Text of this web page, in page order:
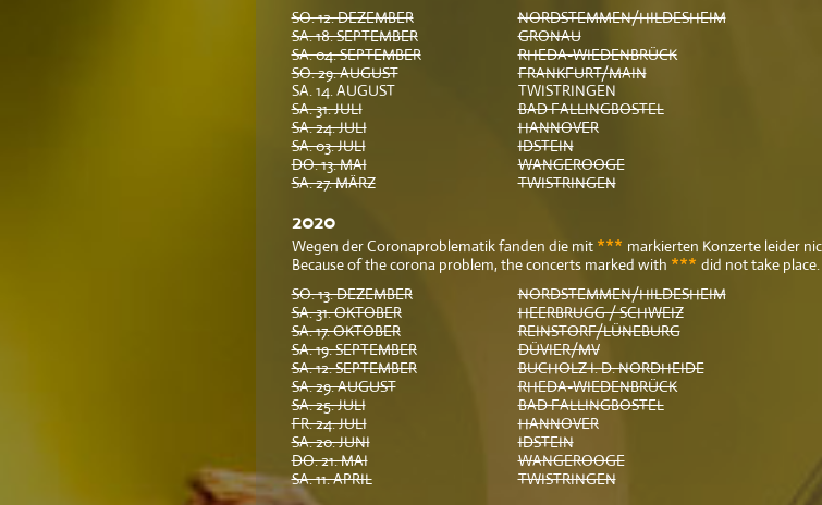
SO. 12. DEZEMBER
NORDSTEMMEN/HILDESHEIM
SA. 18. SEPTEMBER GRONAU
SA. 04. SEPTEMBER RHEDA-WIEDENBRÜCK
SO. 29. AUGUST FRANKFURT/MAIN
SA. 14. AUGUST TWISTRINGEN
SA. 31. JULI
BAD FALLINGBOSTEL
SA. 24. JULI HANNOVER
SA. 03. JULI IDSTEIN
DO. 13. MAI WANGEROOGE
SA. 27. MÄRZ TWISTRINGEN
2020
Wegen der Coronaproblematik fanden die mit *** markierten Konzerte leider
Because of the corona problem, the concerts marked with *** did not take place.
SO. 13. DEZEMBER
NORDSTEMMEN/HILDESHEIM
SA. 31. OKTOBER HEERBRUGG / SCHWEIZ
SA. 17. OKTOBER REINSTORF/LÜNEBURG
SA. 19. SEPTEMBER DÜVIER/MV
SA. 12. SEPTEMBER BUCHOLZ I. D. NORDHEIDE
SA. 29. AUGUST RHEDA-WIEDENBRÜCK
SA. 25. JULI BAD FALLINGBOSTEL
FR. 24. JULI HANNOVER
SA. 20. JUNI IDSTEIN
DO. 21. MAI WANGEROOGE
SA. 11. APRIL TWISTRINGEN